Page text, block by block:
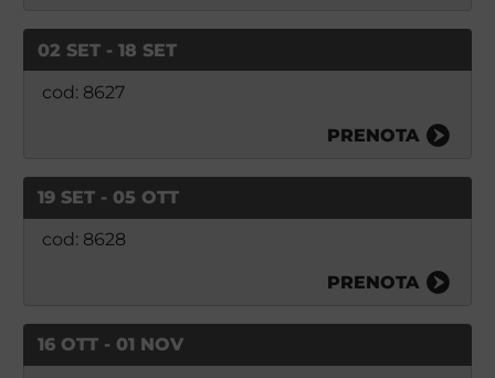
02 SET - 18 SET
cod: 8627
PRENOTA
19 SET - 05 OTT
cod: 8628
PRENOTA
16 OTT - 01 NOV